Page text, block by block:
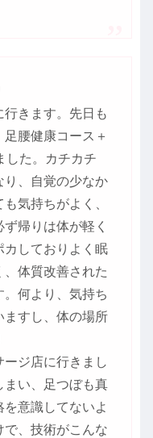
きます。先日も
腰健康コース＋
した。カチカチ
り、自覚の少なか
気持ちがよく、
帰りは体が軽く
カしておりよく眠
体質改善された
何より、気持ち
ますし、体の場所
ジ店に行きまし
まい、足つぼも真
意識してないよ
で、技術がこんな